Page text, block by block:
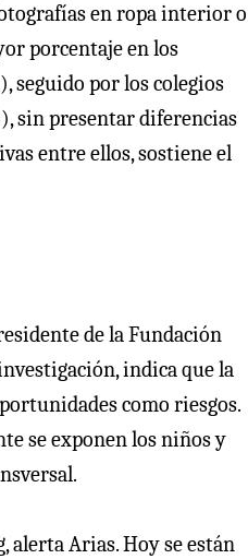
en ropa interior o
porcentaje en los
seguido por los colegios
sin presentar diferencias
entre ellos, sostiene el
de la Fundación
indica que la
como riesgos.
se exponen los niños y
alerta Arias. Hoy se están